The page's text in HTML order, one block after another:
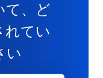
て、ど
れてい
い